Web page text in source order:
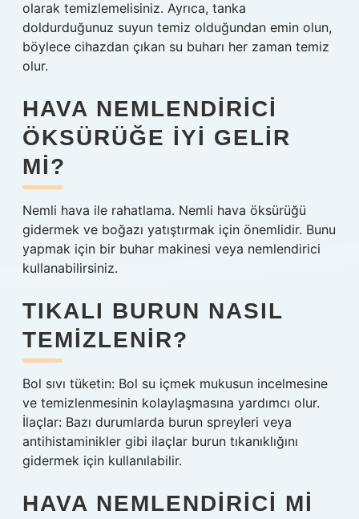
olarak temizlemelisiniz. Ayrıca, tanka
doldurduğunuz suyun temiz olduğundan emin olun,
böylece cihazdan çıkan su buharı her zaman temiz
olur.
HAVA NEMLENDIRICI
ÖKSÜRÜĞE IYI GELIR
MI?
Nemli hava ile rahatlama. Nemli hava öksürüğü
gidermek ve boğazı yatıştırmak için önemlidir. Bunu
yapmak için bir buhar makinesi veya nemlendirici
kullanabilirsiniz.
TIKALI BURUN NASIL
TEMIZLENIR?
Bol sıvı tüketin: Bol su içmek mukusun incelmesine
ve temizlenmesinin kolaylaşmasına yardımcı olur.
İlaçlar: Bazı durumlarda burun spreyleri veya
antihistaminikler gibi ilaçlar burun tıkanıklığını
gidermek için kullanılabilir.
HAVA NEMLENDIRICI MI